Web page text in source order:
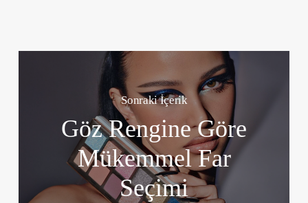
Sonraki İçerik
Göz Rengine Göre
Mükemmel Far
Seçimi